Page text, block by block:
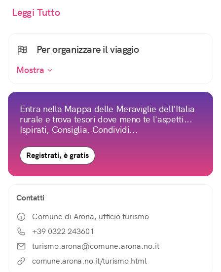
Leggi Tutto
Per organizzare il viaggio
Mostra
Entra nella Mappa delle Meraviglie dell'Italia
rurale e trova tesori dove meno te l'aspetti...
Ispirati, Consiglia, Condividi...
Registrati, è gratis
Contatti
Comune di Arona, ufficio turismo
+39 0322 243601
turismo.arona@comune.arona.no.it
comune.arona.no.it/turismo.html